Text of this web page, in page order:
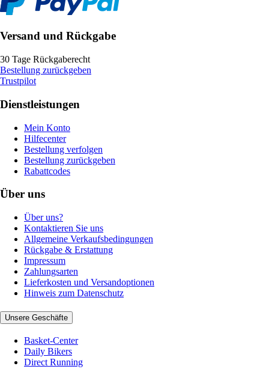
Versand und Rückgabe
30 Tage Rückgaberecht
Bestellung zurückgeben
Trustpilot
Dienstleistungen
Mein Konto
Hilfecenter
Bestellung verfolgen
Bestellung zurückgeben
Rabattcodes
Über uns
Über uns?
Kontaktieren Sie uns
Allgemeine Verkaufsbedingungen
Rückgabe & Erstattung
Impressum
Zahlungsarten
Lieferkosten und Versandoptionen
Hinweis zum Datenschutz
Unsere Geschäfte
Basket-Center
Daily Bikers
Direct Running